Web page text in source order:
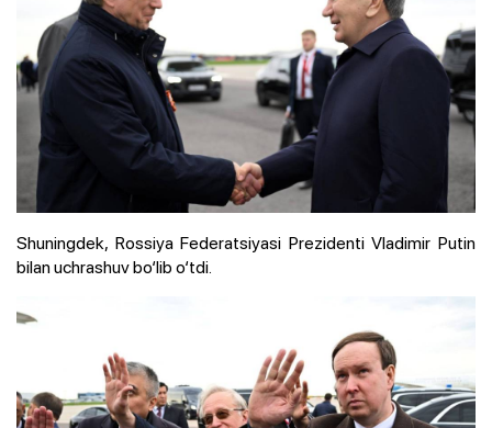
Shuningdek, Rossiya Federatsiyasi Prezidenti Vladimir Putin
bilan uchrashuv bo‘lib o‘tdi.